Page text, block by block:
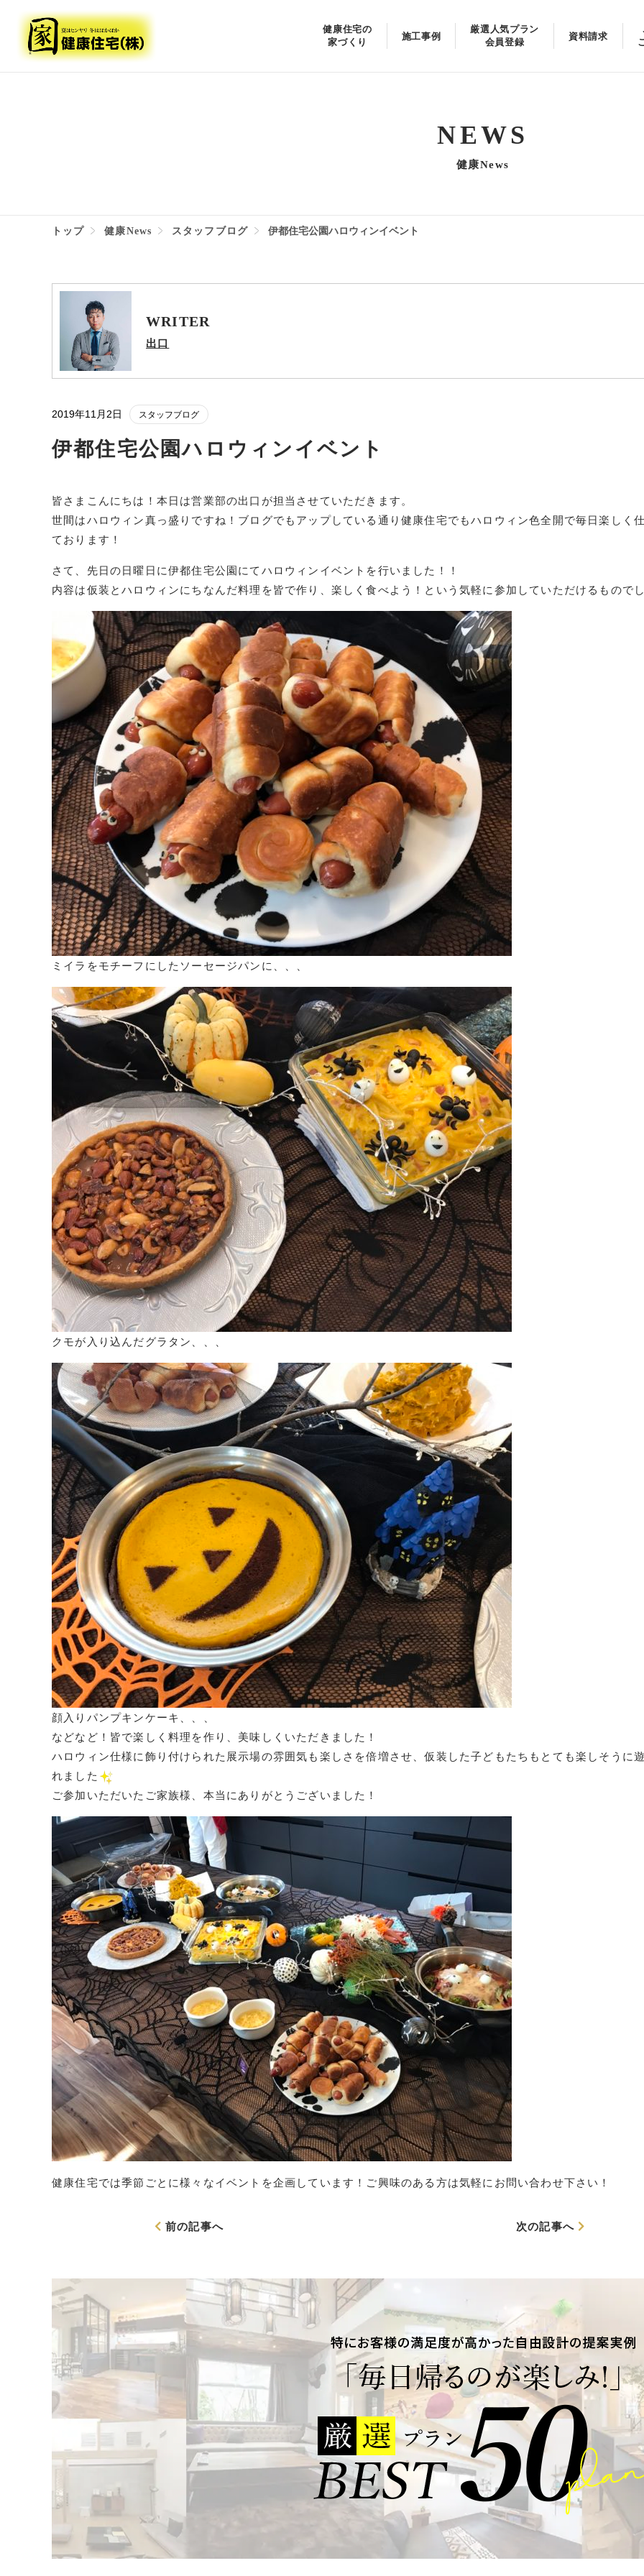
健康住宅の
家づくり
施工事例
厳選人気プラン
会員登録
資料請求
NEWS
健康News
トップ 健康News スタッフブログ 伊都住宅公園ハロウィンイベント
WRITER
出口
2019年11月2日 スタッフブログ
伊都住宅公園ハロウィンイベント
皆さまこんにちは！本日は営業部の出口が担当させていただきます。
世間はハロウィン真っ盛りですね！ブログでもアップしている通り健康住宅でもハロウィン色全開で毎日楽しく
ております！
さて、先日の日曜日に伊都住宅公園にてハロウィンイベントを行いました！！
内容は仮装とハロウィンにちなんだ料理を皆で作り、楽しく食べよう！という気軽に参加していただけるもので
ミイラをモチーフにしたソーセージパンに、、、
クモが入り込んだグラタン、、、
顔入りパンプキンケーキ、、、
などなど！皆で楽しく料理を作り、美味しくいただきました！
ハロウィン仕様に飾り付けられた展示場の雰囲気も楽しさを倍増させ、仮装した子どもたちもとても楽しそうに
れました
ご参加いただいたご家族様、本当にありがとうございました！
健康住宅では季節ごとに様々なイベントを企画しています！ご興味のある方は気軽にお問い合わせ下さい！
前の記事へ 次の記事へ